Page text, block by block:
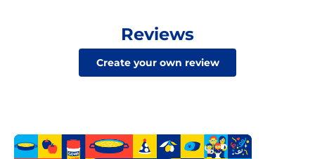
Reviews
Create your own review